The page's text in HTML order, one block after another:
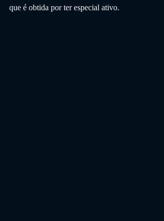
que é obtida por ter especial ativo.